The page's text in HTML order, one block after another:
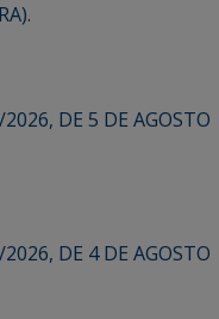
DE 5 DE AGOSTO
DE 4 DE AGOSTO